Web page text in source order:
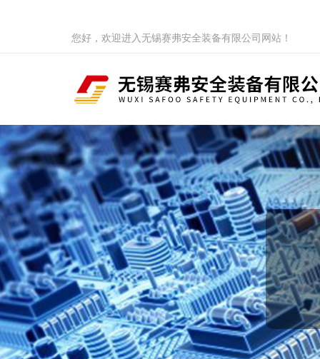
您好，欢迎进入无锡赛弗安全装备有限公司网站！